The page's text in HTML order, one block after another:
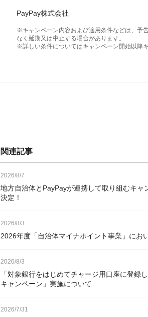
PayPay株式会社
※キャンペーン内容および適用条件などは、予
なく延期又は中止する場合があります。
※詳しい条件についてはキャンペーン開始以降
関連記事
2026/8/7
地方自治体とPayPayが連携して取り組むキ
決定！
2026/8/3
2026年度「自治体マイナポイント事業」にお
2026/8/3
「対象銀行をはじめてチャージ用口座に登録
キャンペーン」実施について
2026/7/31